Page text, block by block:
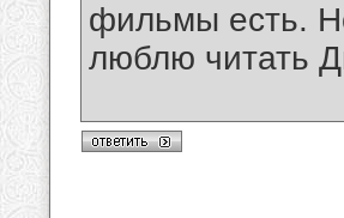
фильмы есть.
люблю читать